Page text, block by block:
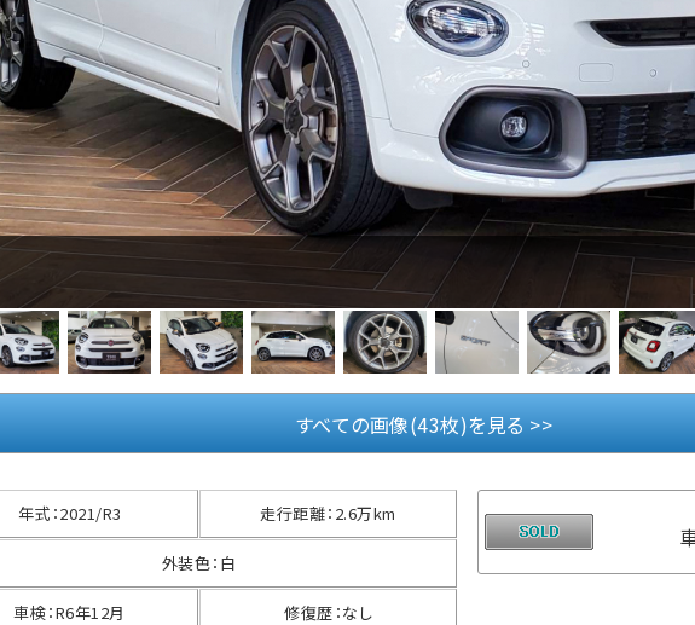
すべての画像(43枚)を見る >>
年式 ：2021/R3 走行距離： 2.6万km
外装色： 白
車検：R6年12月 修復歴 ：なし